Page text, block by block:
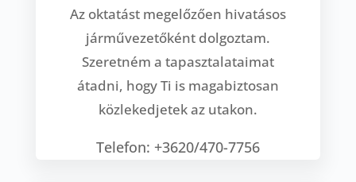
Az oktatást megelőzően hivatásos
járművezetőként dolgoztam.
Szeretném a tapasztalataimat
átadni, hogy Ti is magabiztosan
közlekedjetek az utakon.
Telefon: +3620/470-7756